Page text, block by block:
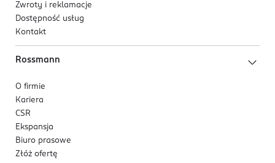
Zwroty i reklamacje
Dostępność usług
Kontakt
Rossmann
O firmie
Kariera
CSR
Ekspansja
Biuro prasowe
Złóż ofertę